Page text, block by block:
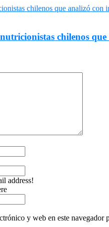
chilenos
address!
y web en este navegador